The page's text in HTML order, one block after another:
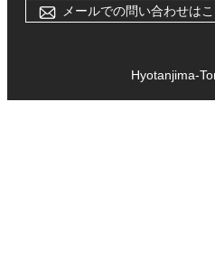
メールでの問い合わせは
Hyotanjima-